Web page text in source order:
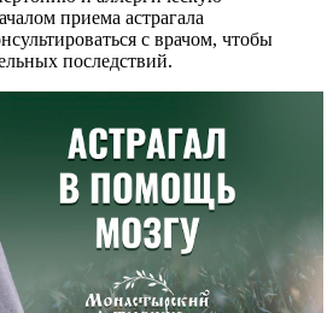
приема астрагала
с врачом, чтобы
последствий.